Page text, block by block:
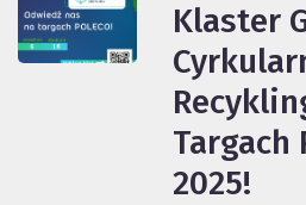
Klaster
Targach
2025!